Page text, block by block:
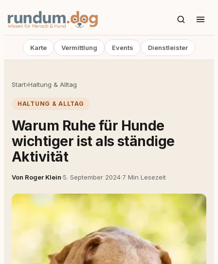
Karte Vermittlung Events Dienstleister
Start›Haltung & Alltag
HALTUNG & ALLTAG
Warum Ruhe für Hunde
wichtiger ist als ständige
Aktivität
Von Roger Klein·5. September 2024·7 Min Lesezeit